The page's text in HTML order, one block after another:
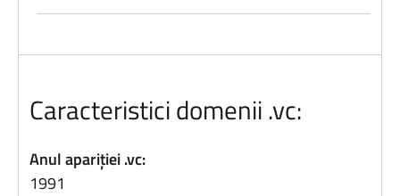
Caracteristici domenii .vc:
Anul apariției .vc:
1991